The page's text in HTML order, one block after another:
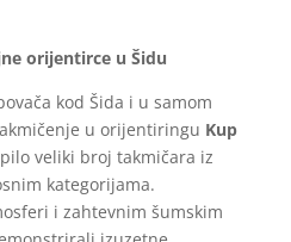
orijentirce u Šidu
kod Šida i u samom
u orijentiringu Kup
veliki broj takmičara iz
kategorijama.
i zahtevnim šumskim